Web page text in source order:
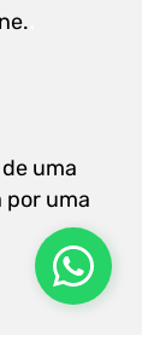
uma
por uma